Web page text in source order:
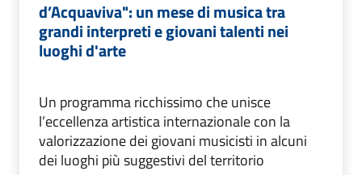
d’Acquaviva": un mese di musica tra
grandi interpreti e giovani talenti nei
luoghi d'arte
Un programma ricchissimo che unisce
l’eccellenza artistica internazionale con la
valorizzazione dei giovani musicisti in alcuni
dei luoghi più suggestivi del territorio